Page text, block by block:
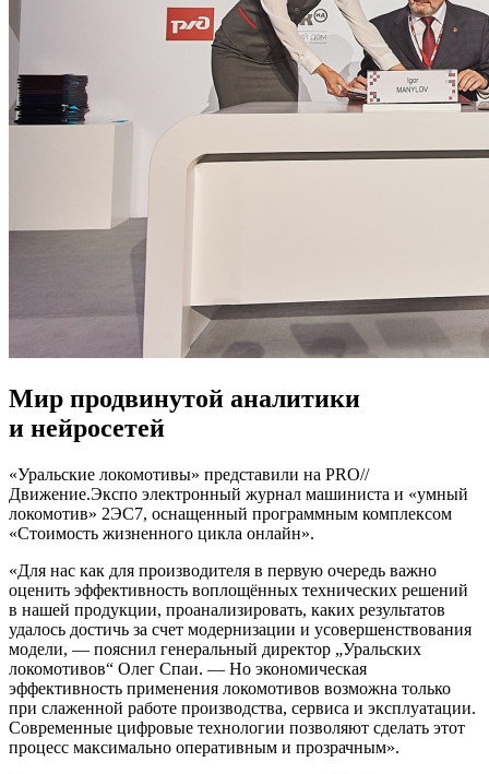
Мир продвинутой аналитики
и нейросетей
«Уральские локомотивы» представили на PRO//
Движение.Экспо электронный журнал машиниста и «умный
локомотив» 2ЭС7, оснащенный программным комплексом
«Стоимость жизненного цикла онлайн».
«Для нас как для производителя в первую очередь важно
оценить эффективность воплощённых технических решений
в нашей продукции, проанализировать, каких результатов
удалось достичь за счет модернизации и усовершенствования
модели, — пояснил генеральный директор „Уральских
локомотивов“ Олег Спаи. — Но экономическая
эффективность применения локомотивов возможна только
при слаженной работе производства, сервиса и эксплуатации.
Современные цифровые технологии позволяют сделать этот
процесс максимально оперативным и прозрачным».